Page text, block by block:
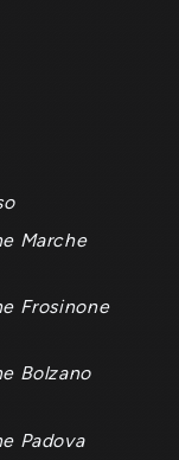
Marche
Frosinone
Bolzano
Padova